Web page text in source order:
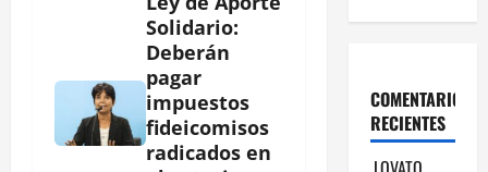
Solidario:
Deberán
pagar
impuestos
fideicomisos
radicados en
COMENTARIOS
RECIENTES